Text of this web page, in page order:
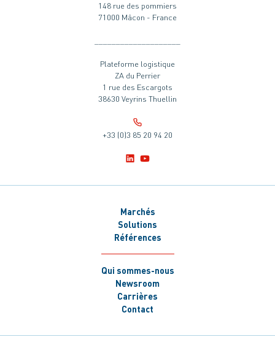
148 rue des pommiers
71000 Mâcon - France
Plateforme logistique
ZA du Perrier
1 rue des Escargots
38630 Veyrins Thuellin
+33 (0)3 85 20 94 20
Marchés
Solutions
Références
Qui sommes-nous
Newsroom
Carrières
Contact